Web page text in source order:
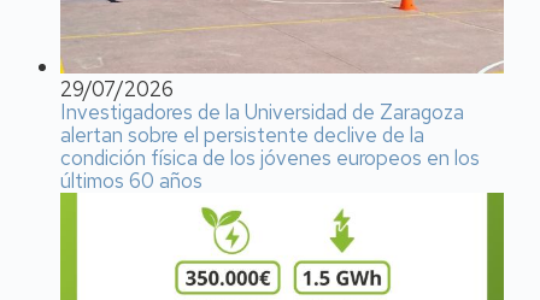
29/07/2026
Investigadores de la Universidad de Zaragoza
alertan sobre el persistente declive de la
condición física de los jóvenes europeos en los
últimos 60 años